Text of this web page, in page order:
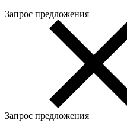
Запрос предложения
Запрос предложения